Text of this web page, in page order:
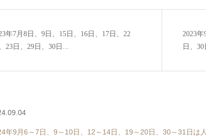
年7月8日、9日、15日、16日、17日、22
23日、29日、30日...
2023
日、
年9月6～7日、9～10日、12～14日、19～20日、30～31日は